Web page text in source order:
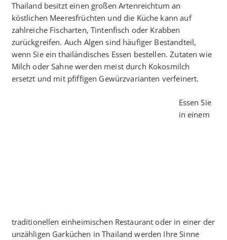
Thailand besitzt einen großen Artenreichtum an
köstlichen Meeresfrüchten und die Küche kann auf
zahlreiche Fischarten, Tintenfisch oder Krabben
zurückgreifen. Auch Algen sind häufiger Bestandteil,
wenn Sie ein thailändisches Essen bestellen. Zutaten wie
Milch oder Sahne werden meist durch Kokosmilch
ersetzt und mit pfiffigen Gewürzvarianten verfeinert.
Essen Sie
in einem
traditionellen einheimischen Restaurant oder in einer der
unzähligen Garküchen in Thailand werden Ihre Sinne